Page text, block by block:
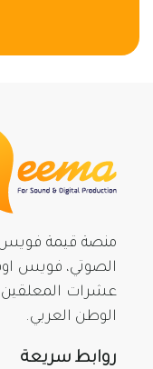
منصة قيمة فويس,
الصوتي، فويس
عشرات المعلقين
الوطن العربي.
روابط سريعة